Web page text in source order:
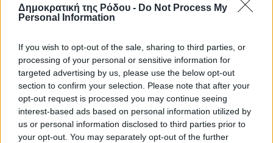
Δημοκρατική της Ρόδου - Do Not Process My
Personal Information
If you wish to opt-out of the sale, sharing to third parties, or
processing of your personal or sensitive information for
targeted advertising by us, please use the below opt-out
section to confirm your selection. Please note that after your
opt-out request is processed you may continue seeing
interest-based ads based on personal information utilized by
us or personal information disclosed to third parties prior to
your opt-out. You may separately opt-out of the further
Πάνθηρες: Ικανοποιημένος ο
Κουρδουνάκης
Απόλυτα ικανοποιημένος από την εμφάνιση της ομάδας
του μέχρι τώρα στο πρωτάθλημα είναι ο προπονητής του
ανδρικού τμήματος των Πανθήρων, Σταμάτης
Κουρδουνάκης. Αυτό επεσήμανε ο ...